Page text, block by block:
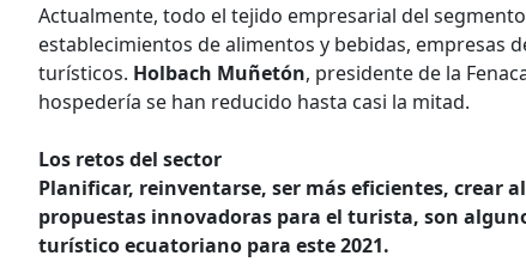
Actualmente, todo el tejido empresarial del
establecimientos de alimentos y bebidas, empresas
turísticos. Holbach Muñetón, presidente de la
hospedería se han reducido hasta casi la mitad.
Los retos del sector
Planificar, reinventarse, ser más eficientes, crear
propuestas innovadoras para el turista, son
turístico ecuatoriano para este 2021.